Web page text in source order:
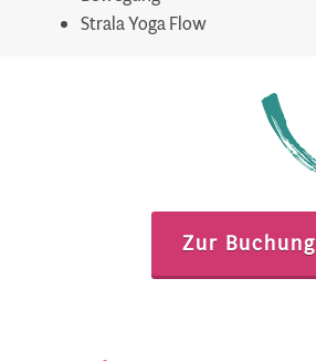
Strala Yoga Flow
Zur Buchung